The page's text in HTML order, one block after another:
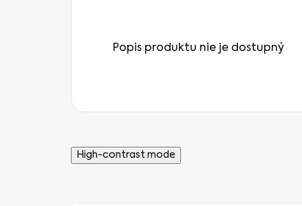
Popis produktu nie je dostupný
High-contrast mode